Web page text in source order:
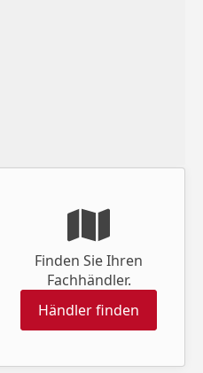
Finden Sie Ihren
Fachhändler.
Händler finden